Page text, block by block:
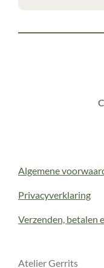
Algemene
Privacyverklaring
Verzenden, betalen
Atelier Gerrits